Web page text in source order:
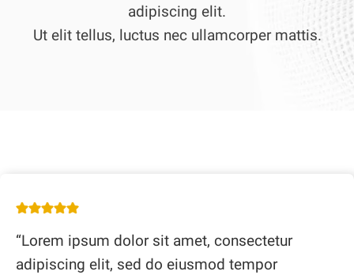
adipiscing elit.
Ut elit tellus, luctus nec ullamcorper mattis.
“Lorem ipsum dolor sit amet, consectetur
adipiscing elit, sed do eiusmod tempor